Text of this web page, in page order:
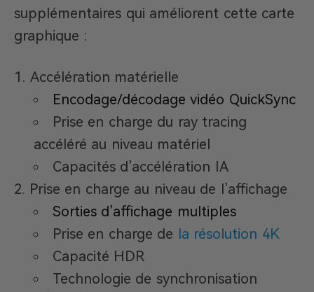
supplémentaires qui améliorent cette carte
graphique :
Accélération matérielle
Encodage/décodage vidéo QuickSync
Prise en charge du ray tracing
accéléré au niveau matériel
Capacités d’accélération IA
Prise en charge au niveau de l’affichage
Sorties d’affichage multiples
Prise en charge de la résolution 4K
Capacité HDR
Technologie de synchronisation